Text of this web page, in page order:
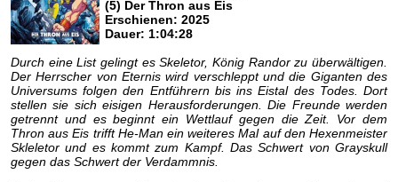
(5) Der Thron aus Eis
Erschienen: 2025
Dauer: 1:04:28
Durch eine List gelingt es Skeletor, König Randor zu überwältigen.
Der Herrscher von Eternis wird verschleppt und die Giganten des
Universums folgen den Entführern bis ins Eistal des Todes. Dort
stellen sie sich eisigen Herausforderungen. Die Freunde werden
getrennt und es beginnt ein Wettlauf gegen die Zeit. Vor dem
Thron aus Eis trifft He-Man ein weiteres Mal auf den Hexenmeister
Skleletor und es kommt zum Kampf. Das Schwert von Grayskull
gegen das Schwert der Verdammnis.